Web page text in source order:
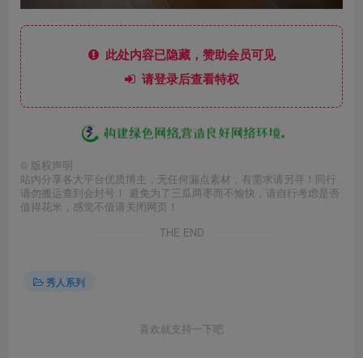
此处内容已隐藏，赞助会员可见
请登录后查看特权
© 版权声明
站内分享各大平台优质博主，无任何漏点素材，有需求请另寻！同行
请勿搬运查到会封号！ 避免为了三瓜两枣而不愉快，请自行考虑是否
值得花米，感觉不值请关闭网页！
THE END
秀人系列
喜欢就支持一下吧